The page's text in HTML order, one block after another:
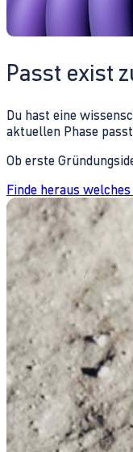
Passt exist
Du hast eine
aktuellen Phase
Ob erste
Finde heraus